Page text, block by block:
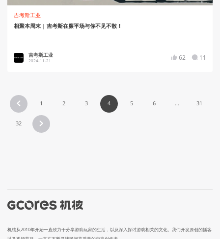
吉考斯工业
相聚本周末 | 吉考斯在廉平场与你不见不散！
吉考斯工业
2024-11-21 62 11
1 2 3 4 5 6 ... 31
32
机核从2010年开始一直致力于分享游戏玩家的生活，以及深入探讨游戏相关的文化。我们开发原创的播客